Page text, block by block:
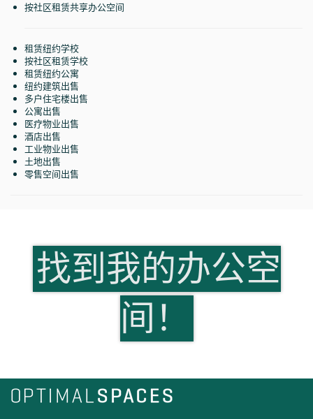
按社区租赁共享办公空间
租赁纽约学校
按社区租赁学校
租赁纽约公寓
纽约建筑出售
多户住宅楼出售
公寓出售
医疗物业出售
酒店出售
工业物业出售
土地出售
零售空间出售
找到我的办公空
间！